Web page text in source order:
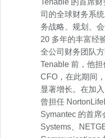
Tenable 的首席
司的全球财务系
务战略、规划、
20 多年的丰富经
全公司财务团队
Tenable 前，他
CFO，在此期间
显著增长。在加
曾担任
Symantec 的首
Systems、